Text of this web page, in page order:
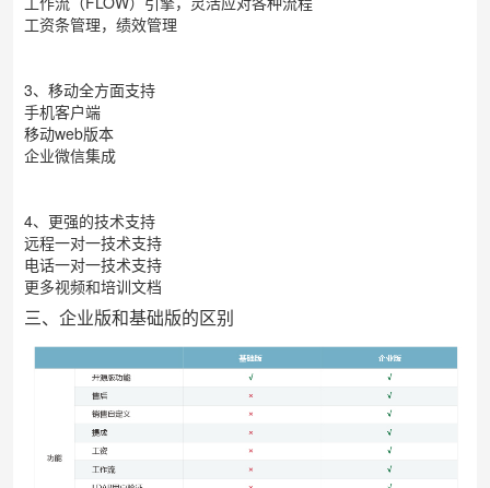
工资条管理，绩效管理
3、移动全方面支持
手机客户端
移动web版本
企业微信集成
4、更强的技术支持
远程一对一技术支持
电话一对一技术支持
更多视频和培训文档
三、企业版和基础版的区别